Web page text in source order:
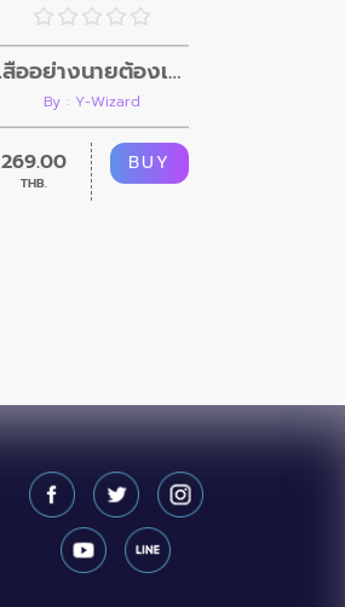
เสืออย่างนายต้องเจอเหยื่อตัวร้ายอย่างผม
By : Y-Wizard
269.00
THB.
BUY